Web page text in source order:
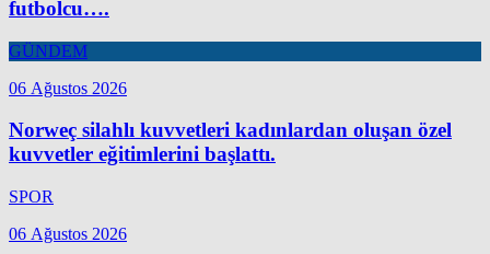
futbolcu….
GÜNDEM
06 Ağustos 2026
Norweç silahlı kuvvetleri kadınlardan oluşan özel
kuvvetler eğitimlerini başlattı.
SPOR
06 Ağustos 2026